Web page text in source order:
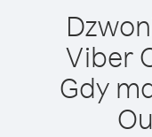
Viber
Gdy